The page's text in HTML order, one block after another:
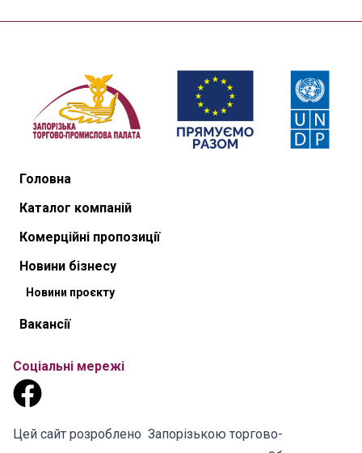
Головна
Каталог компаній
Комерційні пропозиції
Новини бізнесу
Новини проєкту
Вакансії
Соціальні мережі
Цей сайт розроблено Запорізькою торгово-